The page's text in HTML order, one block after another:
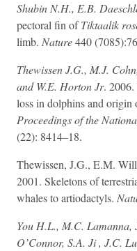
Shubin N.H., E.B.
pectoral fin ofTiktaalik
limb. Nature440
Thewissen J.G., M.J.
and W.E. Horton Jr.
loss in dolphins and origin
Proceedings of the
(22): 8414–18.
Thewissen, J.G., E.M.
2001. Skeletons of
whales to artiodactyls.
You H.L., M.C.
O’Connor, S.A. Ji , J.C.